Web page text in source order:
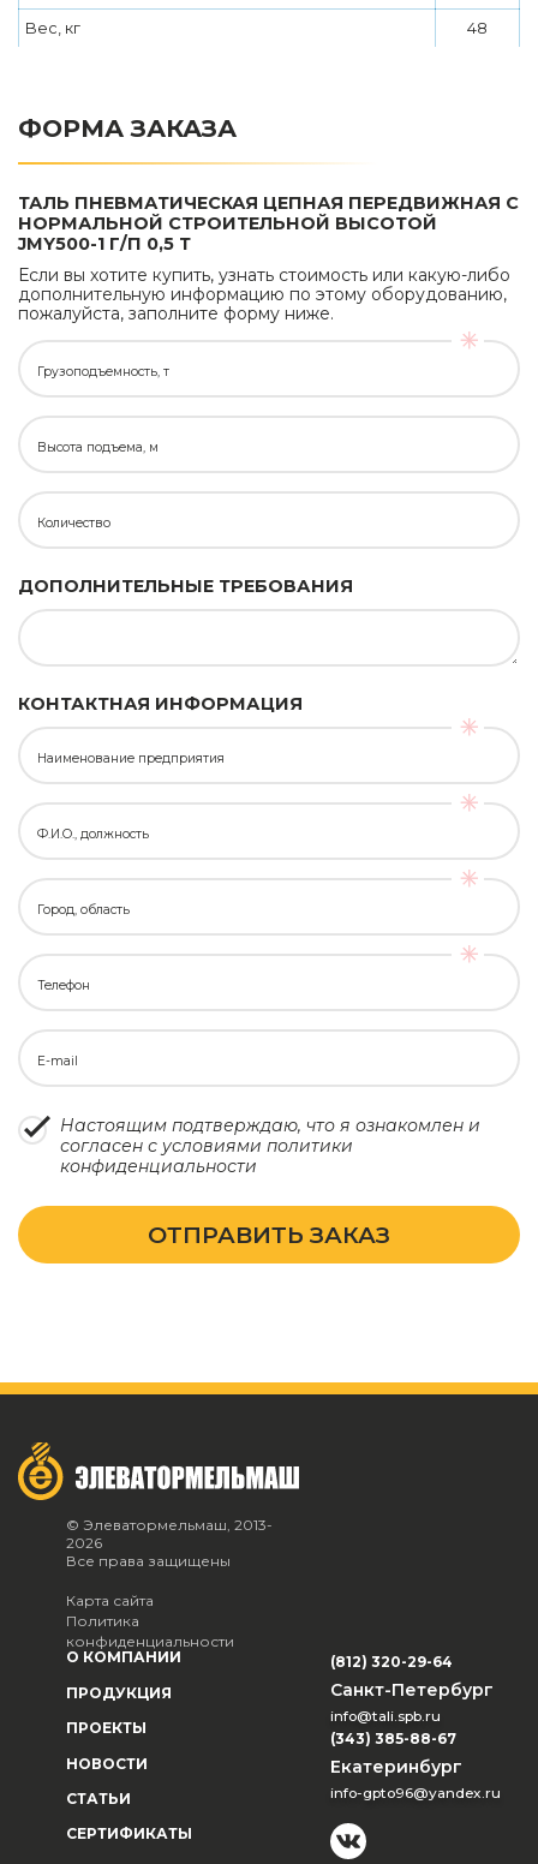
Bec, кг 48
ФОРМА ЗАКАЗА
ТАЛЬ ПНЕВМАТИЧЕСКАЯ ЦЕПНАЯ ПЕРЕДВИЖНАЯ С
НОРМАЛЬНОЙ СТРОИТЕЛЬНОЙ ВЫСОТОЙ
JMY500-1 Г/П 0,5 Т
Если вы хотите купить, узнать стоимость или какую-либо
дополнительную информацию по этому оборудованию,
пожалуйста, заполните форму ниже.
Грузоподъемность, т
Высота подъема, м
Количество
ДОПОЛНИТЕЛЬНЫЕ ТРЕБОВАНИЯ
КОНТАКТНАЯ ИНФОРМАЦИЯ
Наименование предприятия
Ф.И.О., должность
Город, область
Телефон
E-mail
Настоящим подтверждаю, что я ознакомлен и
согласен с условиями политики
конфиденциальности
ОТПРАВИТЬ ЗАКАЗ
© Элеватормельмаш, 2013-
2026
Все права защищены
Карта сайта
Политика
конфиденциальности
О КОМПАНИИ
ПРОДУКЦИЯ
ПРОЕКТЫ
НОВОСТИ
СТАТЬИ
СЕРТИФИКАТЫ
(812) 320-29-64
Санкт-Петербург
info@tali.spb.ru
(343) 385-88-67
Екатеринбург
info-gpto96@yandex.ru